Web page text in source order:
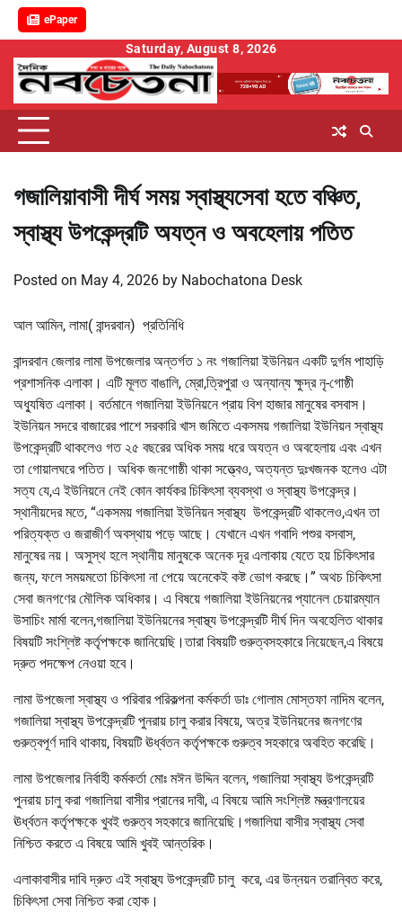
ePaper
content
Saturday, August 8, 2026
গজালিয়াবাসী দীর্ঘ সময় স্বাস্থ্যসেবা হতে বঞ্চিত,
স্বাস্থ্য উপকেন্দ্রটি অযত্ন ও অবহেলায় পতিত
Posted on May 4, 2026 by Nabochatona Desk
আল আমিন, লামা( বান্দরবান) প্রতিনিধি
বান্দরবান জেলার লামা উপজেলার অন্তর্গত ১ নং গজালিয়া ইউনিয়ন একটি দুর্গম পাহাড়ি
প্রশাসনিক এলাকা। এটি মূলত বাঙালি, ম্রো,ত্রিপুরা ও অন্যান্য ক্ষুদ্র নৃ-গোষ্ঠী
অধ্যুষিত এলাকা। বর্তমানে গজালিয়া ইউনিয়নে প্রায় বিশ হাজার মানুষের বসবাস।
ইউনিয়ন সদরে বাজারের পাশে সরকারি খাস জমিতে একসময় গজালিয়া ইউনিয়ন স্বাস্থ্য
উপকেন্দ্রটি থাকলেও গত ২৫ বছরের অধিক সময় ধরে অযত্ন ও অবহেলায় এবং এখন
তা গোয়ালঘরে পতিত। অধিক জনগোষ্ঠী থাকা সত্ত্বেও, অত্যন্ত দুঃখজনক হলেও এটা
সত্য যে,এ ইউনিয়নে নেই কোন কার্যকর চিকিৎসা ব্যবস্থা ও স্বাস্থ্য উপকেন্দ্র।
স্থানীয়দের মতে, “একসময় গজালিয়া ইউনিয়ন স্বাস্থ্য উপকেন্দ্রটি থাকলেও,এখন তা
পরিত্যক্ত ও জরাজীর্ণ অবস্থায় পড়ে আছে। যেখানে এখন গবাদি পশুর বসবাস,
মানুষের নয়। অসুস্থ হলে স্থানীয় মানুষকে অনেক দূর এলাকায় যেতে হয় চিকিৎসার
জন্য, ফলে সময়মতো চিকিৎসা না পেয়ে অনেকেই কষ্ট ভোগ করছে।” অথচ চিকিৎসা
সেবা জনগণের মৌলিক অধিকার। এ বিষয়ে গজালিয়া ইউনিয়নের প্যানেল চেয়ারম্যান
উসাচিং মার্মা বলেন,গজালিয়া ইউনিয়নের স্বাস্থ্য উপকেন্দ্রটি দীর্ঘ দিন অবহেলিত থাকার
বিষয়টি সংশ্লিষ্ট কর্তৃপক্ষকে জানিয়েছি।তারা বিষয়টি গুরুত্বসহকারে নিয়েছেন,এ বিষয়ে
দ্রুত পদক্ষেপ নেওয়া হবে।
লামা উপজেলা স্বাস্থ্য ও পরিবার পরিকল্পনা কর্মকর্তা ডাঃ গোলাম মোস্তফা নাদিম বলেন,
গজালিয়া স্বাস্থ্য উপকেন্দ্রটি পুনরায় চালু করার বিষয়ে, অত্র ইউনিয়নের জনগণের
গুরুত্বপূর্ণ দাবি থাকায়, বিষয়টি ঊর্ধ্বতন কর্তৃপক্ষকে গুরুত্ব সহকারে অবহিত করেছি।
লামা উপজেলার নির্বাহী কর্মকর্তা মোঃ মঈন উদ্দিন বলেন, গজালিয়া স্বাস্থ্য উপকেন্দ্রটি
পুনরায় চালু করা গজালিয়া বাসীর প্রানের দাবী, এ বিষয়ে আমি সংশ্লিষ্ট মন্ত্রণালয়ের
ঊর্ধ্বতন কর্তৃপক্ষকে খুবই গুরুত্ব সহকারে জানিয়েছি।গজালিয়া বাসীর স্বাস্থ্য সেবা
নিশ্চিত করতে এ বিষয়ে আমি খুবই আন্তরিক।
এলাকাবাসীর দাবি দ্রুত এই স্বাস্থ্য উপকেন্দ্রটি চালু করে, এর উন্নয়ন তরান্বিত করে,
চিকিৎসা সেবা নিশ্চিত করা হোক।